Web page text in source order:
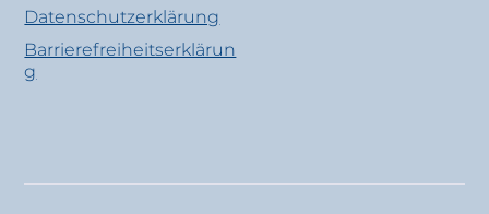
Datenschutzerklärung
Barrierefreiheitserklärun
g